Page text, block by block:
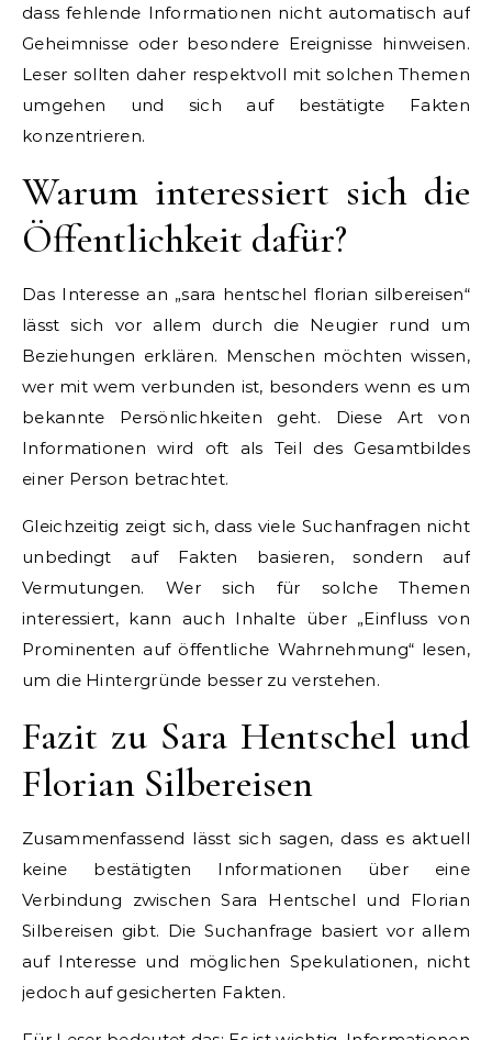
dass fehlende Informationen nicht automatisch auf
Geheimnisse oder besondere Ereignisse hinweisen.
Leser sollten daher respektvoll mit solchen Themen
umgehen und sich auf bestätigte Fakten
konzentrieren.
Warum interessiert sich die
Öffentlichkeit dafür?
Das Interesse an „sara hentschel florian silbereisen“
lässt sich vor allem durch die Neugier rund um
Beziehungen erklären. Menschen möchten wissen,
wer mit wem verbunden ist, besonders wenn es um
bekannte Persönlichkeiten geht. Diese Art von
Informationen wird oft als Teil des Gesamtbildes
einer Person betrachtet.
Gleichzeitig zeigt sich, dass viele Suchanfragen nicht
unbedingt auf Fakten basieren, sondern auf
Vermutungen. Wer sich für solche Themen
interessiert, kann auch Inhalte über „Einfluss von
Prominenten auf öffentliche Wahrnehmung“ lesen,
um die Hintergründe besser zu verstehen.
Fazit zu Sara Hentschel und
Florian Silbereisen
Zusammenfassend lässt sich sagen, dass es aktuell
keine bestätigten Informationen über eine
Verbindung zwischen Sara Hentschel und Florian
Silbereisen gibt. Die Suchanfrage basiert vor allem
auf Interesse und möglichen Spekulationen, nicht
jedoch auf gesicherten Fakten.